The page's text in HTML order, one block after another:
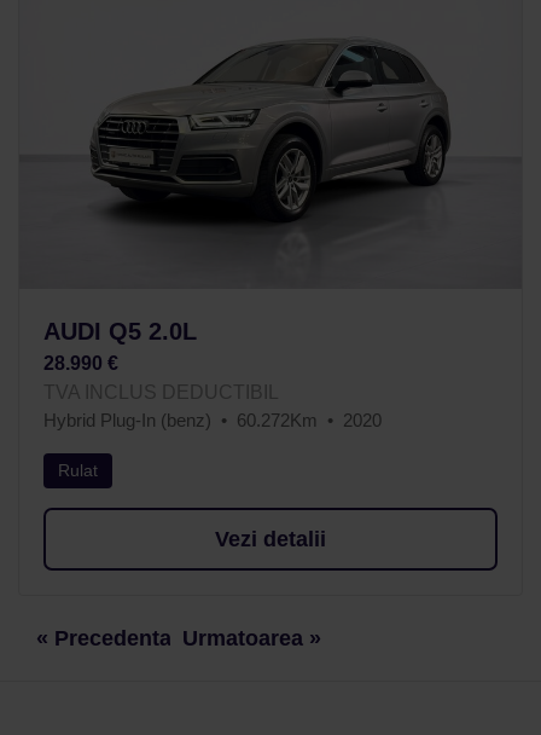
AUDI Q5 2.0L
28.990 €
TVA INCLUS DEDUCTIBIL
Hybrid Plug-In (benz)
60.272Km 2020
Rulat
Vezi detalii
« Precedenta Urmatoarea »